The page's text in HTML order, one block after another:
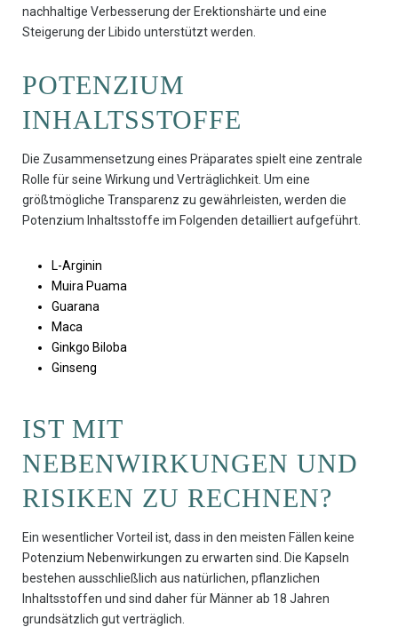
nachhaltige Verbesserung der Erektionshärte und eine
Steigerung der Libido unterstützt werden.
POTENZIUM
INHALTSSTOFFE
Die Zusammensetzung eines Präparates spielt eine zentrale
Rolle für seine Wirkung und Verträglichkeit. Um eine
größtmögliche Transparenz zu gewährleisten, werden die
Potenzium Inhaltsstoffe im Folgenden detailliert aufgeführt.
L-Arginin
Muira Puama
Guarana
Maca
Ginkgo Biloba
Ginseng
IST MIT
NEBENWIRKUNGEN UND
RISIKEN ZU RECHNEN?
Ein wesentlicher Vorteil ist, dass in den meisten Fällen keine
Potenzium Nebenwirkungen zu erwarten sind. Die Kapseln
bestehen ausschließlich aus natürlichen, pflanzlichen
Inhaltsstoffen und sind daher für Männer ab 18 Jahren
grundsätzlich gut verträglich.